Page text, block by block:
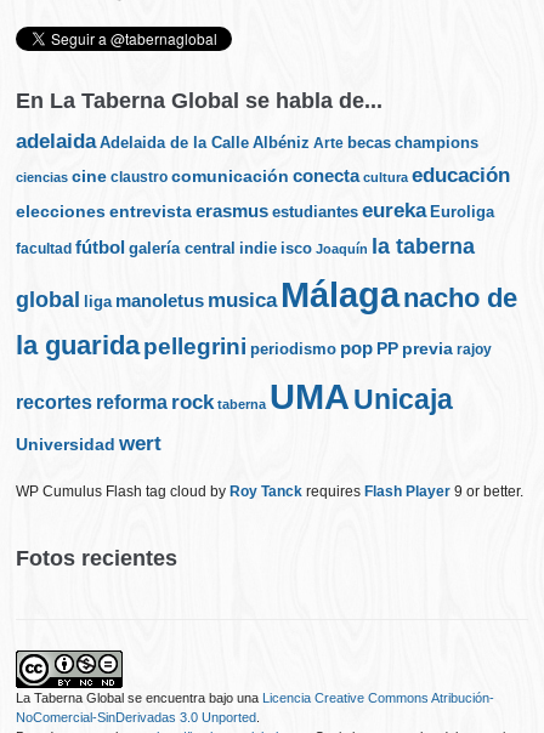
En La Taberna Global se habla de...
adelaida Adelaida de la Calle Albéniz Arte becas champions
ciencias cine claustro comunicación conecta cultura educación
elecciones entrevista erasmus estudiantes eureka Euroliga
facultad fútbol galería central indie isco Joaquín la taberna
global liga manoletus musica Málaganacho de
la guaridapellegrini periodismo pop PP previa rajoy
recortes reforma rock taberna UMA Unicaja
Universidad wert
WP Cumulus Flash tag cloud by Roy Tanck requires Flash Player 9 or better.
Fotos recientes
La Taberna Global se encuentra bajo unaLicencia Creative Commons Atribución-
NoComercial-SinDerivadas 3.0 Unported